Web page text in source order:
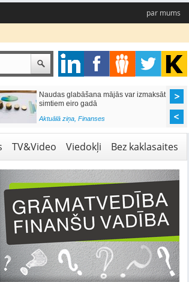
par mums
Naudas glabāšana mājās var izmaksāt
simtiem eiro gadā
Aktuālā ziņa, Finanses
TV&Video Viedokļi Bez kaklasaites